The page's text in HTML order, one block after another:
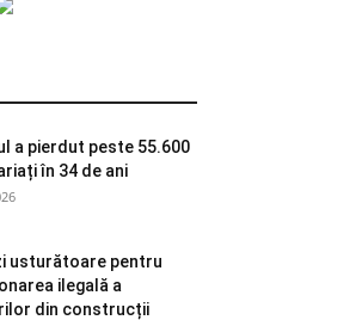
a pierdut peste 55.600
în 34 de ani
usturătoare pentru
ilegală a
din construcții